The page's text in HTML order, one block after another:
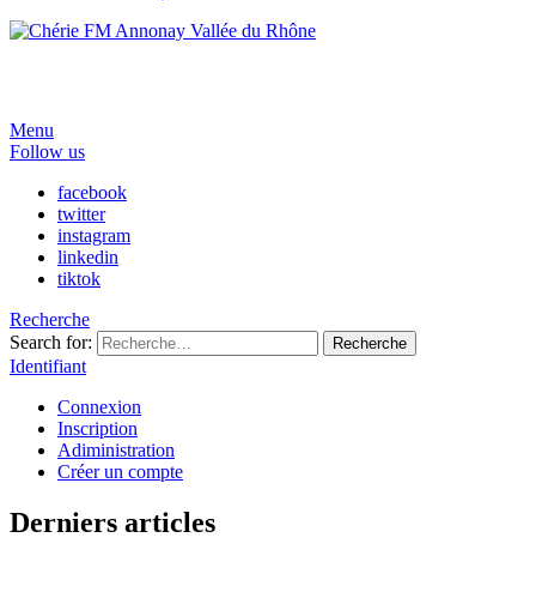
Menu
Follow us
facebook
twitter
instagram
linkedin
tiktok
Recherche
Search for:
Recherche
Identifiant
Connexion
Inscription
Adiministration
Créer un compte
Derniers articles